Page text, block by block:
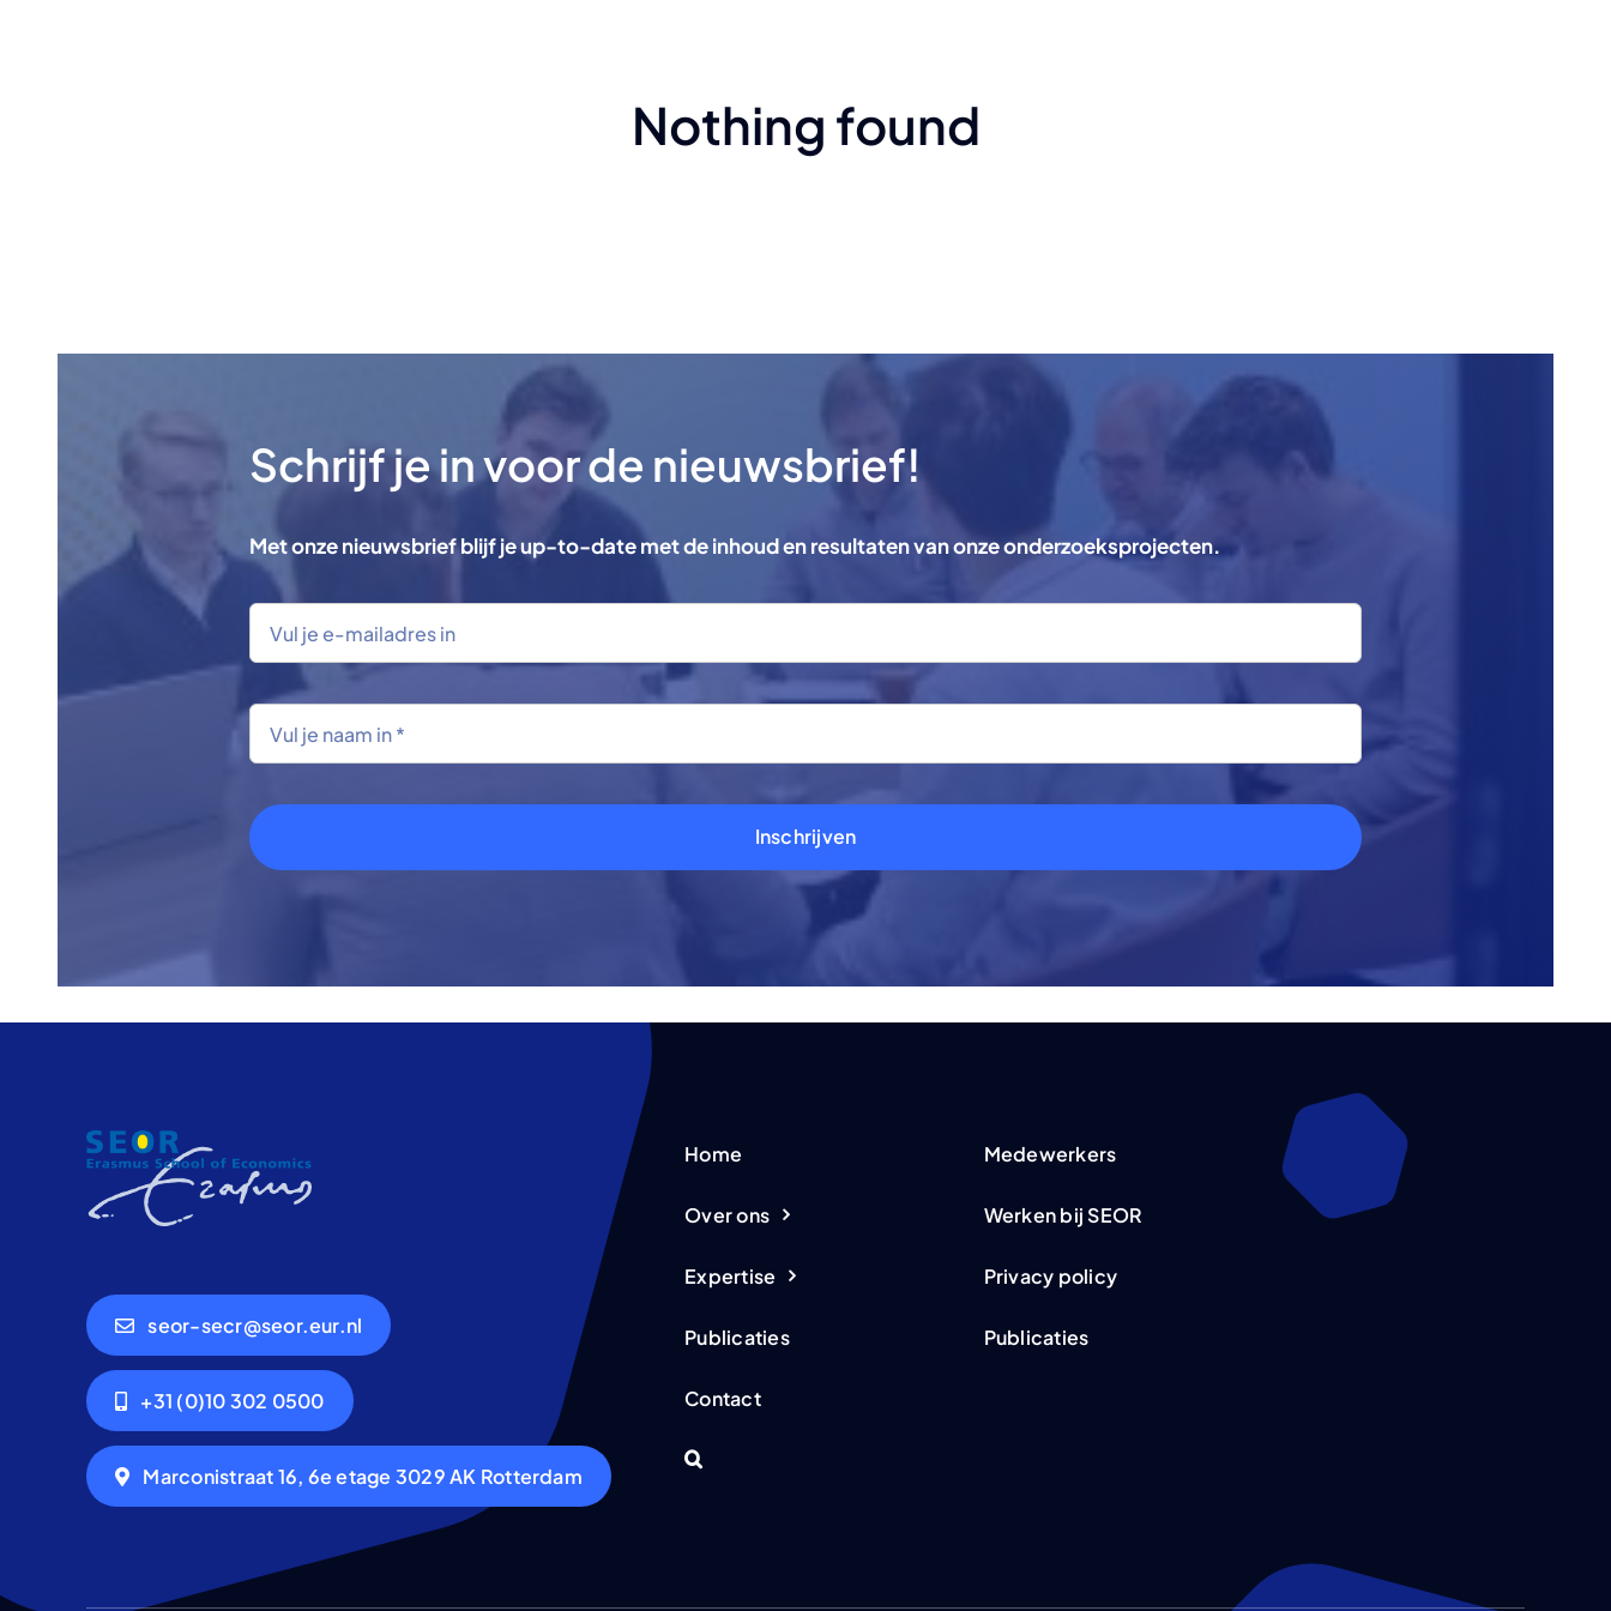
Nothing found
Schrijf je in voor de nieuwsbrief!
Met onze nieuwsbrief blijf je up-to-date met de inhoud en resultaten van onze onderzoeksprojecten.
Inschrijven
seor-secr@seor.eur.nl
+31 (0)10 302 0500
Marconistraat 16, 6e etage 3029 AK Rotterdam
Home
Over ons
Expertise
Publicaties
Contact
Medewerkers
Werken bij SEOR
Privacy policy
Publicaties